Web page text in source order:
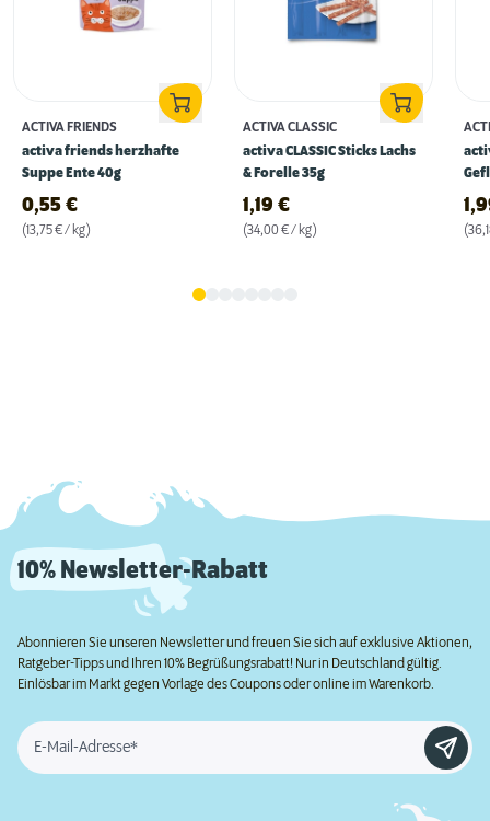
ACTIVA FRIENDS
activa friends herzhafte
Suppe Ente 40g
0,55 €
(13,75 € / kg)
ACTIVA CLASSIC
activa CLASSIC Sticks Lachs
& Forelle 35g
1,19 €
(34,00 € / kg)
10% Newsletter-Rabatt
Abonnieren Sie unseren Newsletter und freuen Sie sich auf exklusive Aktionen,
Ratgeber-Tipps und Ihren 10% Begrüßungsrabatt! Nur in Deutschland gültig.
Einlösbar im Markt gegen Vorlage des Coupons oder online im Warenkorb.
E-Mail-Adresse*